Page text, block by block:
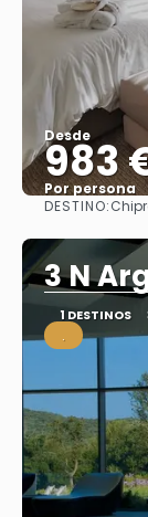
Desde
983
Por persona
DESTINO:
3 N
1 DESTINOS
.